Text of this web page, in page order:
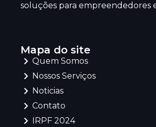
soluções para empreendedores
Mapa do site
Quem Somos
Nossos Serviços
Noticias
Contato
IRPF 2024